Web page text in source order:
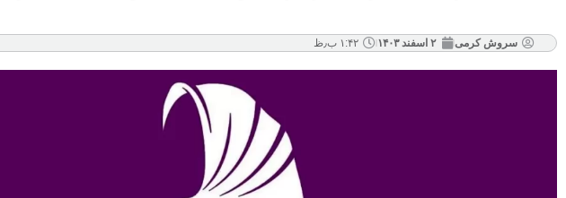
سروش کرمی ۲ اسفند ۱۴۰۳ ۱:۴۲ ب٫ظ